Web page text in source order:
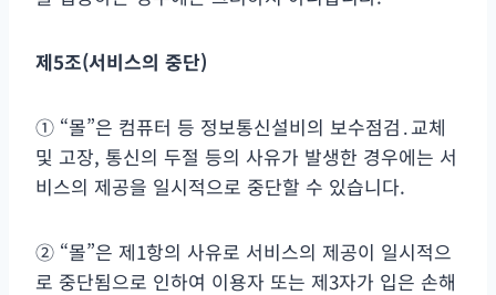
제5조(서비스의 중단)
① “몰”은 컴퓨터 등 정보통신설비의 보수점검․교체
및 고장, 통신의 두절 등의 사유가 발생한 경우에는 서
비스의 제공을 일시적으로 중단할 수 있습니다.
② “몰”은 제1항의 사유로 서비스의 제공이 일시적으
로 중단됨으로 인하여 이용자 또는 제3자가 입은 손해